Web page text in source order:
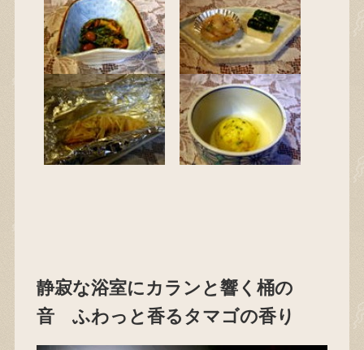
静寂な浴室にカランと響く桶の
音 ふわっと香るタマゴの香り